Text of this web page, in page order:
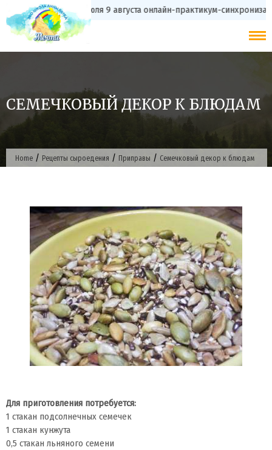
to
content
с 20 июля 9 августа онлайн-практикум-
СЕМЕЧКОВЫЙ ДЕКОР К БЛЮДАМ
Home / Рецепты сыроедения / Приправы / Семечковый декор к блюдам
Для приготовления потребуется:
1 стакан подсолнечных семечек
1 стакан кунжута
0,5 стакан льняного семени